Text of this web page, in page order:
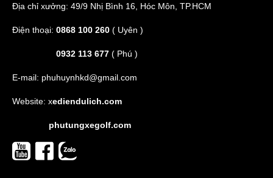
Địa chỉ xưởng: 49/9 Nhị Bình 16, Hóc Môn, TP.HCM
Điện thoại: 0868 100 260 ( Uyên )
0932 113 677 ( Phú )
E-mail: phuhuynhkd@gmail.com
Website: xediendulich.com
phutungxegolf.com